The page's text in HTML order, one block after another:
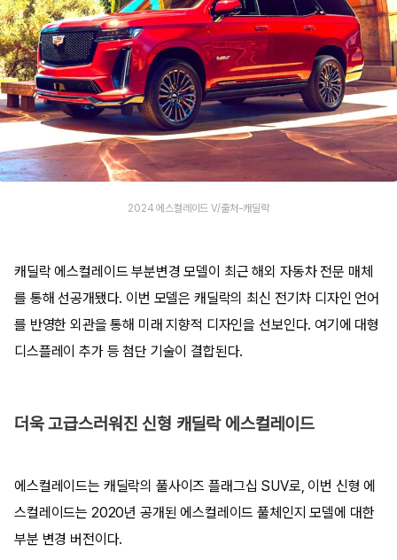
2024 에스컬레이드 V/출처-캐딜락
캐딜락 에스컬레이드 부분변경 모델이 최근 해외 자동차 전문 매체
를 통해 선공개됐다. 이번 모델은 캐딜락의 최신 전기차 디자인 언어
를 반영한 외관을 통해 미래 지향적 디자인을 선보인다. 여기에 대형
디스플레이 추가 등 첨단 기술이 결합된다.
더욱 고급스러워진 신형 캐딜락 에스컬레이드
에스컬레이드는 캐딜락의 풀사이즈 플래그십 SUV로, 이번 신형 에
스컬레이드는 2020년 공개된 에스컬레이드 풀체인지 모델에 대한
부분 변경 버전이다.